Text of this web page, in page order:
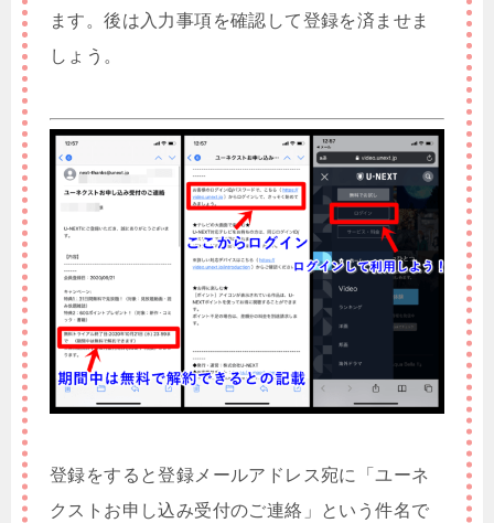
ます。後は入力事項を確認して登録を済ませま
しょう。
登録をすると登録メールアドレス宛に「ユーネ
クストお申し込み受付のご連絡」という件名で